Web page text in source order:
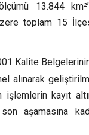
13.844
toplam 15
Kalite
alınarak
kayıt
aşamasına